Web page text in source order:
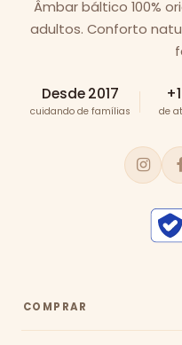
Âmbar báltico 100%
adultos. Conforto
Desde 2017
cuidando de famílias de
COMPRAR